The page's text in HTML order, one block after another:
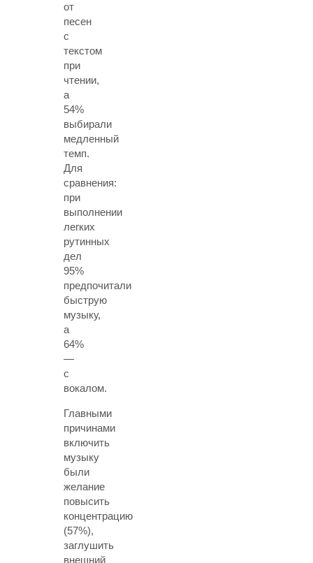
от
песен
с
текстом
при
чтении,
а
54%
выбирали
медленный
темп.
Для
сравнения:
при
выполнении
легких
рутинных
дел
95%
предпочитали
быструю
музыку,
а
64%
—
с
вокалом.
Главными
причинами
включить
музыку
были
желание
повысить
концентрацию
(57%),
заглушить
внешний